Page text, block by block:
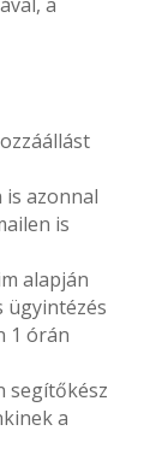
azonnal
is
alapján
ügyintézés
1 órán
segítőkész
a